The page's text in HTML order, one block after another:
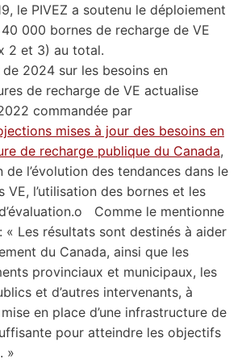
le PIVEZ a soutenu le déploiement
000 bornes de recharge de VE
2 et 3) au total.
2024 sur les besoins en
de recharge de VE actualise
commandée par
mises à jour des besoins en
de recharge publique du Canada,
de l’évolution des tendances dans le
VE, l’utilisation des bornes et les
Comme le mentionne
« Les résultats sont destinés à aider
du Canada, ainsi que les
provinciaux et municipaux, les
et d’autres intervenants, à
en place d’une infrastructure de
pour atteindre les objectifs
»